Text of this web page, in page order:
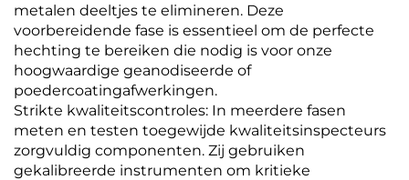
metalen deeltjes te elimineren. Deze
voorbereidende fase is essentieel om de perfecte
hechting te bereiken die nodig is voor onze
hoogwaardige geanodiseerde of
poedercoatingafwerkingen.
Strikte kwaliteitscontroles: In meerdere fasen
meten en testen toegewijde kwaliteitsinspecteurs
zorgvuldig componenten. Zij gebruiken
gekalibreerde instrumenten om kritieke